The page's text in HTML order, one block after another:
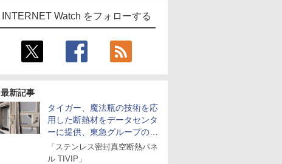
INTERNET Watch をフォローする
最新記事
タイガー、魔法瓶の技術を応
用した断熱材をデータセンタ
ーに提供、東急グループの実
証実験で
「ステンレス密封真空断熱パネ
ル TIVIP」